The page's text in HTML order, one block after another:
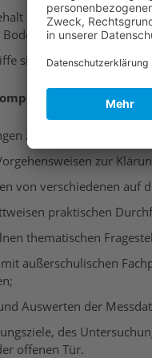
entlang der
aus?
sind auf der
zu Beobachtungen
zur
von verschiedenen auf
praktischen
thematischen
außerschulischen
Auswerten der
des
offenen Tür.